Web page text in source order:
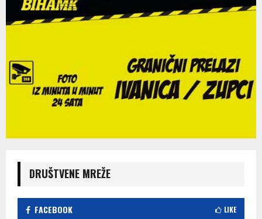
DRUŠTVENE MREŽE
FACEBOOK LIKE